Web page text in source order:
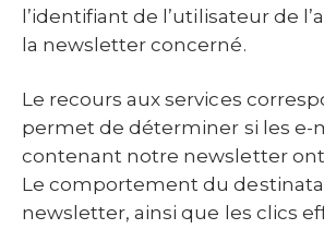
l’identifiant de l’utilisateur de
la newsletter concerné.
Le recours aux services
permet de déterminer si les e-
contenant notre newsletter
Le comportement du
newsletter, ainsi que les clics